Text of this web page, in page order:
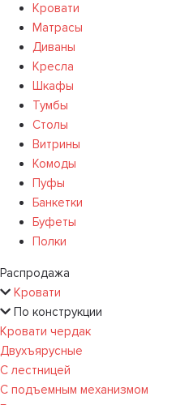
Кровати
Матрасы
Диваны
Кресла
Шкафы
Тумбы
Столы
Витрины
Комоды
Пуфы
Банкетки
Буфеты
Полки
Распродажа
Кровати
По конструкции
Кровати чердак
Двухъярусные
С лестницей
С подъемным механизмом